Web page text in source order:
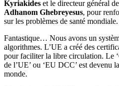
Kyriakides et le directeur général
Adhanom Ghebreyesus, pour
sur les problèmes de santé mondiale.
Fantastique… Nous avons un
algorithmes. L’UE a créé des
pour faciliter la libre circulation. Le
de l’UE’ ou ‘EU DCC’ est devenu
monde.